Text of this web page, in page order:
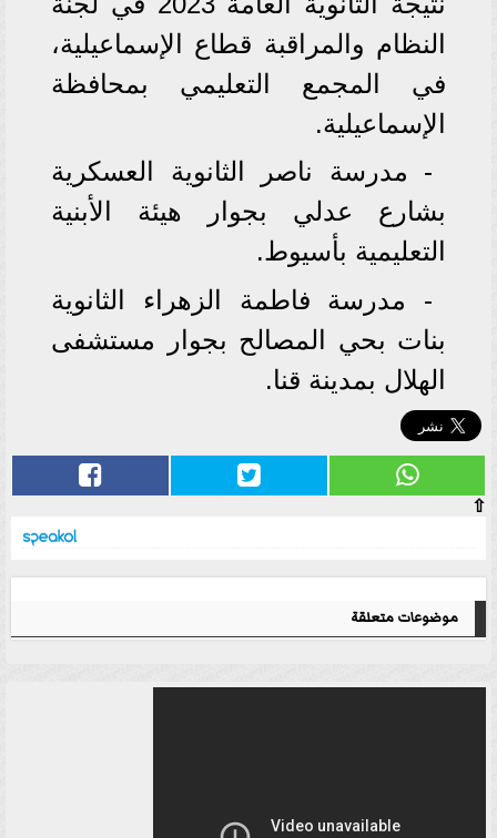
النظام والمراقبة قطاع الإسماعيلية،
في المجمع التعليمي بمحافظة
الإسماعيلية.
- مدرسة ناصر الثانوية العسكرية
بشارع عدلي بجوار هيئة الأبنية
التعليمية بأسيوط.
- مدرسة فاطمة الزهراء الثانوية
بنات بحي المصالح بجوار مستشفى
الهلال بمدينة قنا.
⇧
موضوعات متعلقة